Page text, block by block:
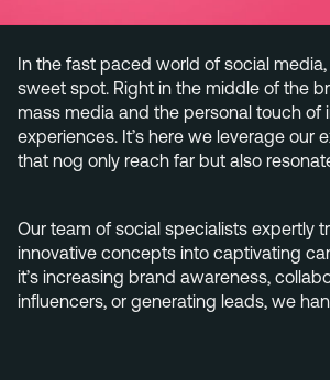
+31 40 782 00 31
In the fast paced world of social media,
sweet spot. Right in the middle of the
mass media and the personal touch of
experiences. It’s here we leverage our
that nog only reach far but also
Our team of social specialists expertly
innovative concepts into captivating
it’s increasing brand awareness,
influencers, or generating leads, we